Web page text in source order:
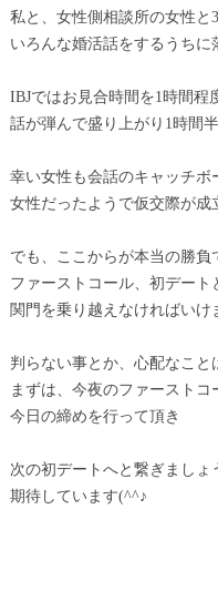
私と、女性側相談所の女性と
いろんな婚活話をするうちに
IBJではお見合時間を1時間程
話が弾んで盛り上がり1時間
幸い女性も会話のキャッチボ
女性だったようで仮交際が成
でも、ここからが本当の勝負
ファーストコール、初デート
関門を乗り越えなければいけ
判らない事とか、心配なこと
まずは、今夜のファーストコ
今日の締めを行って頂き
次の初デートへと繋ぎましょ
期待しています(^^♪